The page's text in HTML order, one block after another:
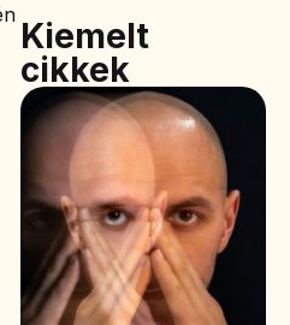
Kiemelt
cikkek